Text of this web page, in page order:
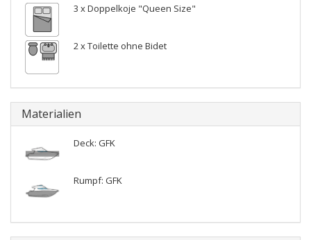
3 x Doppelkoje "Queen Size"
2 x Toilette ohne Bidet
Materialien
Deck: GFK
Rumpf: GFK